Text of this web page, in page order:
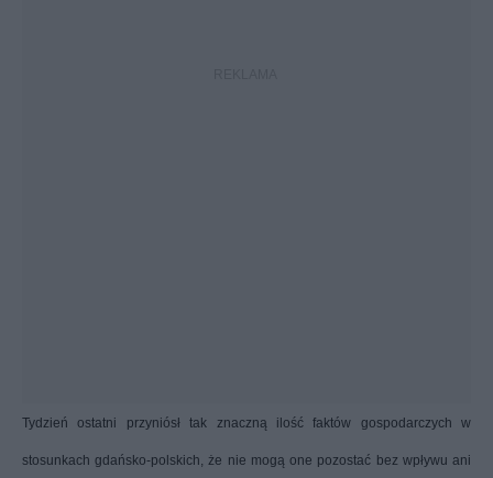
Tydzień ostatni przyniósł tak znaczną ilość faktów gospodarczych w
stosunkach gdańsko-polskich, że nie mogą one pozostać bez wpływu ani